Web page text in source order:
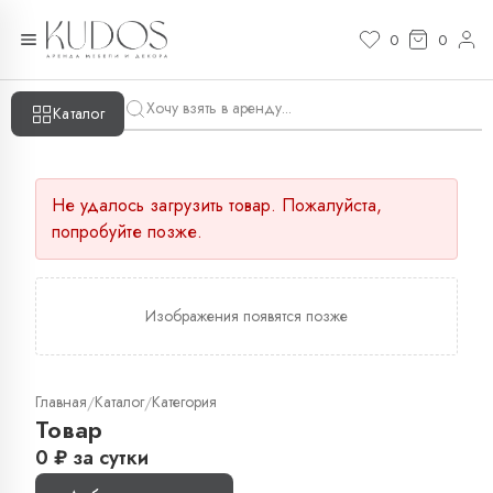
0 0
Каталог
Не удалось загрузить товар. Пожалуйста,
попробуйте позже.
Изображения появятся позже
Главная/Каталог/Категория
Товар
0 ₽ за сутки